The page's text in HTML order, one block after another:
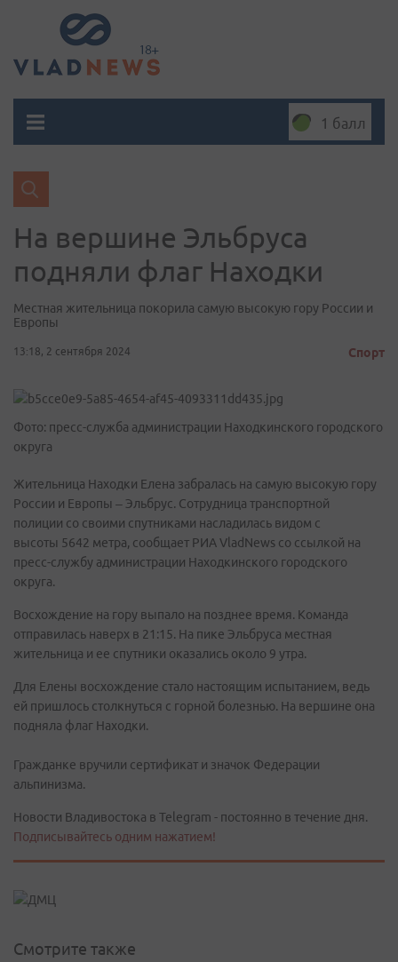
1 балл
На вершине Эльбруса
подняли флаг Находки
Местная жительница покорила самую высокую гору России и
Европы
13:18, 2 сентября 2024 Спорт
Фото: пресс-служба администрации Находкинского городского
округа
Жительница Находки Елена забралась на самую высокую гору
России и Европы – Эльбрус. Сотрудница транспортной
полиции со своими спутниками насладилась видом с
высоты 5642 метра, сообщает РИА VladNews со ссылкой на
пресс-службу администрации Находкинского городского
округа.
Восхождение на гору выпало на позднее время. Команда
отправилась наверх в 21:15. На пике Эльбруса местная
жительница и ее спутники оказались около 9 утра.
Для Елены восхождение стало настоящим испытанием, ведь
ей пришлось столкнуться с горной болезнью. На вершине она
подняла флаг Находки.
Гражданке вручили сертификат и значок Федерации
альпинизма.
Новости Владивостока в Telegram - постоянно в течение дня.
Подписывайтесь одним нажатием!
Смотрите также